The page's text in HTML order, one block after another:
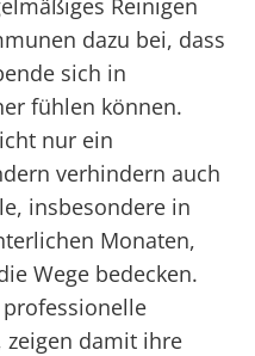
Reinigen
dazu bei, dass
sich in
fühlen können.
nur ein
verhindern auch
insbesondere in
Monaten,
Wege bedecken.
zeigen damit ihre